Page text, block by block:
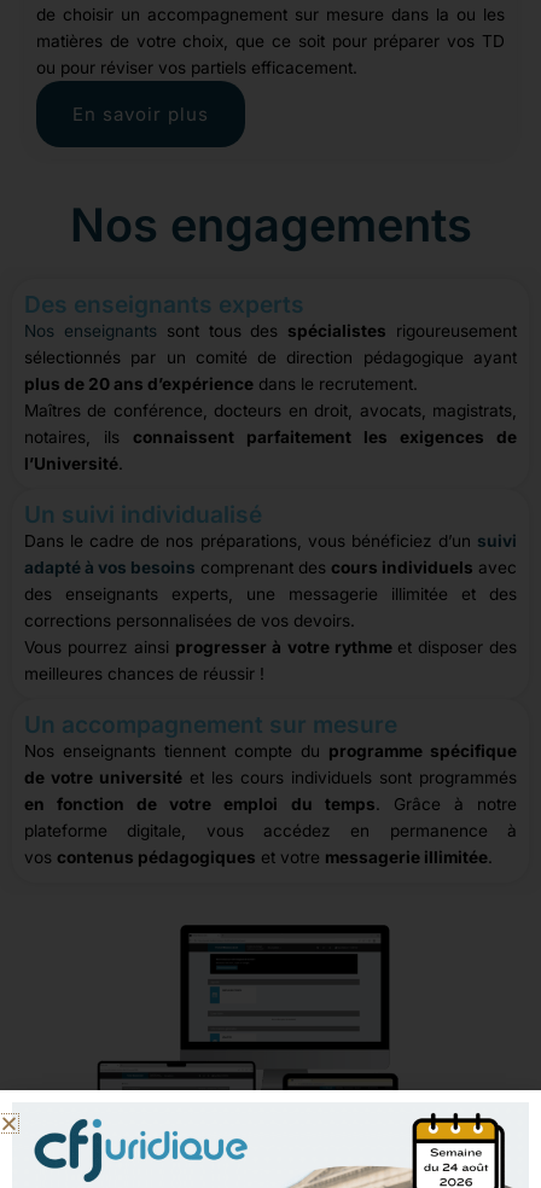
de choisir un accompagnement sur mesure dans la ou les
matières de votre choix, que ce soit pour préparer vos TD
ou pour réviser vos partiels efficacement.
En savoir plus
Nos engagements
Des enseignants experts
Nos enseignants sont tous des spécialistes rigoureusement
sélectionnés par un comité de direction pédagogique ayant
plus de 20 ans d’expérience dans le recrutement.
Maîtres de conférence, docteurs en droit, avocats, magistrats,
notaires, ils connaissent parfaitement les exigences de
l’Université.
Un suivi individualisé
Dans le cadre de nos préparations, vous bénéficiez d’un suivi
adapté à vos besoins comprenant des cours individuels avec
des enseignants experts, une messagerie illimitée et des
corrections personnalisées de vos devoirs.
Vous pourrez ainsi progresser à votre rythme et disposer des
meilleures chances de réussir !
Un accompagnement sur mesure
Nos enseignants tiennent compte du programme spécifique
de votre université et les cours individuels sont programmés
en fonction de votre emploi du temps. Grâce à notre
plateforme digitale
vous accédez en permanence à
vos contenus pédagogiques et votre messagerie illimitée.